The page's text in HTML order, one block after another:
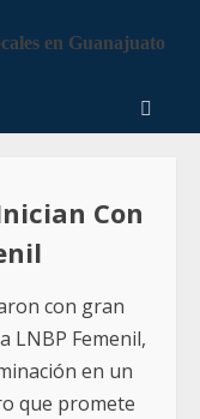
Con
con gran
LNBP Femenil,
en un
que promete